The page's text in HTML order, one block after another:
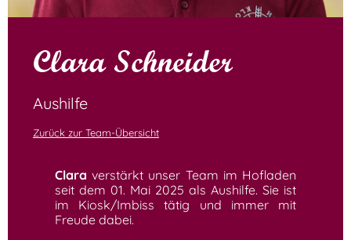
Clara Schneider
Aushilfe
Zurück zur Team-Übersicht
Claraverstärkt unser Team im Hofladen
seit dem 01. Mai 2025 als Aushilfe. Sie ist
im Kiosk/Imbiss tätig und immer mit
Freude dabei.